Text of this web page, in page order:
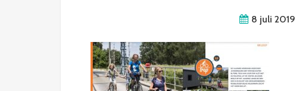
8 juli 2019